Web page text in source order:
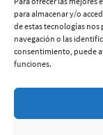
para almacenar y/o
de estas tecnologías
navegación o las
consentimiento, puede
funciones.
Las altas
próximos días 05/08/
POLÍTICA DE